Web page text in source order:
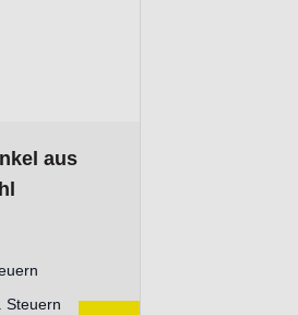
aus
Steuern